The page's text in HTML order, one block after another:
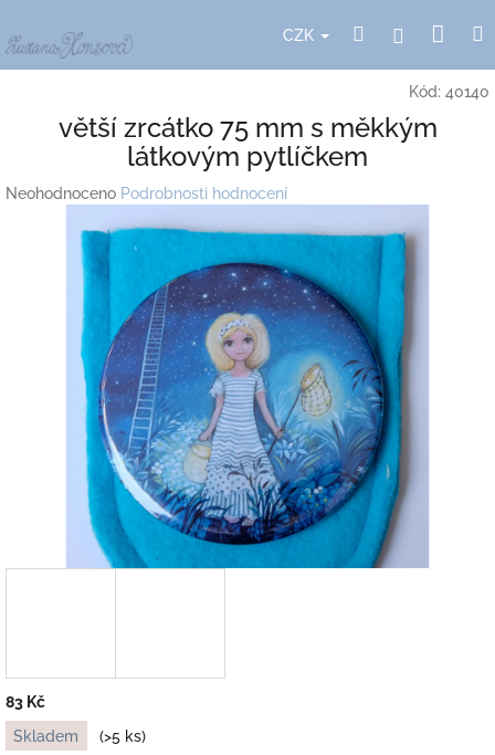
na
obsah
CZK HledatPřihlášení
Kód: 40140
větší zrcátko 75 mm s měkkým
látkovým pytlíčkem
Průměrné
hvězdiček.
Neohodnoceno Podrobnosti hodnocení
83 Kč
Měrná
cena:
Skladem (>5 ks)